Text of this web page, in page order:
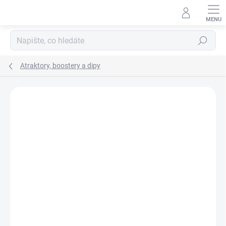
Hledat
Atraktory, boostery a dipy